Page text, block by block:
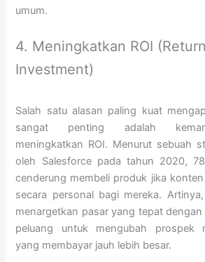
umum.
4. Meningkatkan ROI
Investment)
Salah satu alasan paling kuat
sangat penting adalah
meningkatkan ROI. Menurut sebuah
oleh Salesforce pada tahun 2020,
cenderung membeli produk jika
secara personal bagi mereka.
menargetkan pasar yang tepat
peluang untuk mengubah prospek
yang membayar jauh lebih besar.